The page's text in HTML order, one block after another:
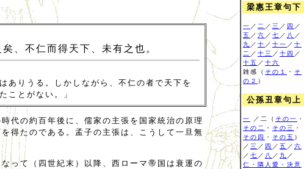
、不仁而得天下、未有之也。
ありうる。しかしながら、不仁の者で天下を
ことがない。」
代の約百年後に、儒家の主張を国家統治の原理
得たのである。孟子の主張は、こうして一旦無
って（四世紀末）以降、西ローマ帝国は衰運の
梁惠王章句下
一 ／ 二 ／ 三 ／ 四 ／
五 ／ 六 ／ 七 ／ 八 ／
九 ／ 十 ／ 十一 ／ 十
二 ／ 十三 ／ 十四 ／
十五 ／ 十六
雑感
（ その１ ・ そ
の２ ）
公孫丑章句上
一 ／二（ その一 ・
その二
・ その三
・
その四
・ その五 ）
／ 三 ／ 四 ／ 五 ／ 六
／ 七 ／ 八 ／ 九 ／
仁・隣人愛・決意